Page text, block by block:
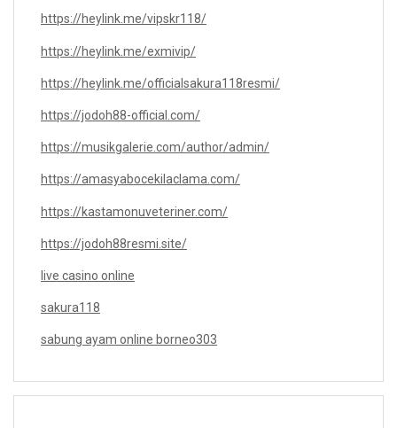
https://heylink.me/vipskr118/
https://heylink.me/exmivip/
https://heylink.me/officialsakura118resmi/
https://jodoh88-official.com/
https://musikgalerie.com/author/admin/
https://amasyabocekilaclama.com/
https://kastamonuveteriner.com/
https://jodoh88resmi.site/
live casino online
sakura118
sabung ayam online borneo303